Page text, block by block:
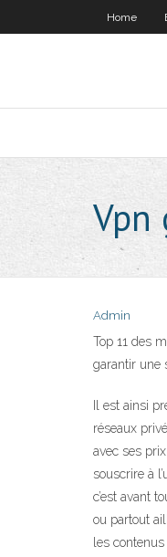
Home
Admin
Top 11 des
garantir une
Il est ainsi
réseaux
avec ses
souscrire à
c’est avant
ou partout
les